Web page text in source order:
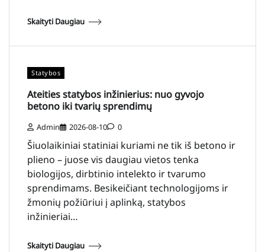
Skaityti Daugiau
Statybos
Ateities statybos inžinierius: nuo gyvojo
betono iki tvarių sprendimų
Admin 2026-08-10 0
Šiuolaikiniai statiniai kuriami ne tik iš betono ir
plieno – juose vis daugiau vietos tenka
biologijos, dirbtinio intelekto ir tvarumo
sprendimams. Besikeičiant technologijoms ir
žmonių požiūriui į aplinką, statybos
inžinieriai…
Skaityti Daugiau